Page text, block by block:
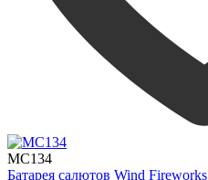
MC134
Батарея салютов Wind Fireworks